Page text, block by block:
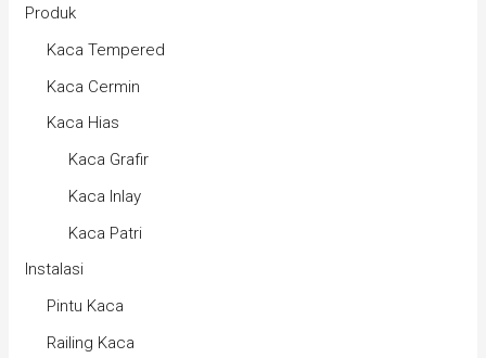
Produk
Kaca Tempered
Kaca Cermin
Kaca Hias
Kaca Grafir
Kaca Inlay
Kaca Patri
Instalasi
Pintu Kaca
Railing Kaca